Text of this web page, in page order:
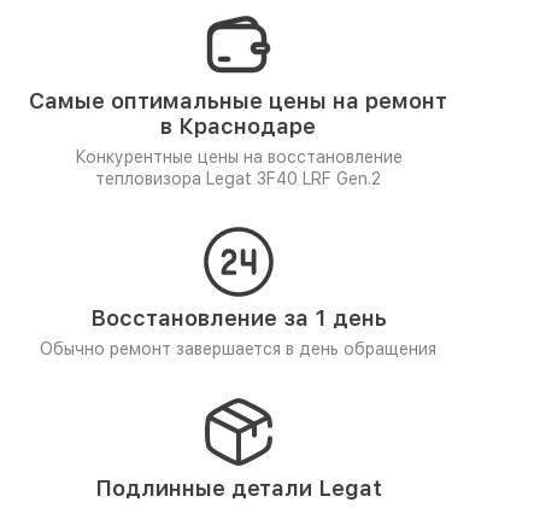
Самые оптимальные цены на ремонт
в Краснодаре
Конкурентные цены на восстановление
тепловизора Legat 3F40 LRF Gen.2
Восстановление за 1 день
Обычно ремонт завершается в день обращения
Подлинные детали Legat